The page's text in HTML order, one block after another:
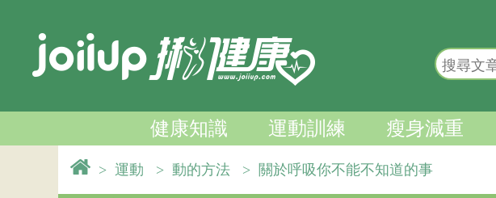
健康知識 運動訓練 瘦身減重
> 運動 > 動的方法 > 關於呼吸你不能不知道的事